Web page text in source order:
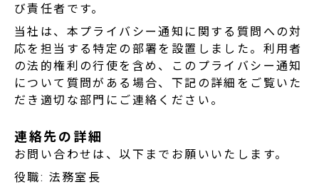
び責任者です。
当社は、本プライバシー通知に関する質問への対
応を担当する特定の部署を設置しました。利用者
の法的権利の行使を含め、このプライバシー通知
について質問がある場合、下記の詳細をご覧いた
だき適切な部門にご連絡ください。
連絡先の詳細
お問い合わせは、以下までお願いいたします。
役職: 法務室長